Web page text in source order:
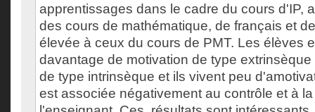
apprentissages dans le cadre du cours d'IP,
des cours de mathématique, de français et
élevée à ceux du cours de PMT. Les élèves
davantage de motivation de type
de type intrinsèque et ils vivent peu
est associée négativement au contrôle et à